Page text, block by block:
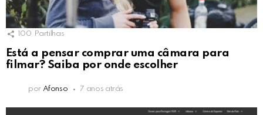
100 Partilhas
Está a pensar comprar uma câmara para
filmar? Saiba por onde escolher
por Afonso 7 anos atrás